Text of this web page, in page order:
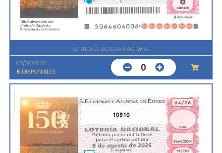
SORTEO DE LOTERIA NACIONAL
08/08/2026
5 DISPONIBLES 0
10910